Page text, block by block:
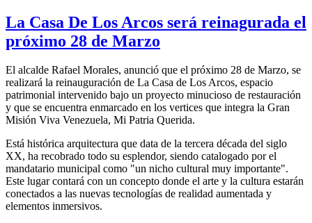
La Casa De Los Arcos será reinagurada el
próximo 28 de Marzo
El alcalde Rafael Morales, anunció que el próximo 28 de Marzo, se
realizará la reinauguración de La Casa de Los Arcos, espacio
patrimonial intervenido bajo un proyecto minucioso de restauración
y que se encuentra enmarcado en los vertices que integra la Gran
Misión Viva Venezuela, Mi Patria Querida.
Está histórica arquitectura que data de la tercera década del siglo
XX, ha recobrado todo su esplendor, siendo catalogado por el
mandatario municipal como "un nicho cultural muy importante".
Este lugar contará con un concepto donde el arte y la cultura estarán
conectados a las nuevas tecnologías de realidad aumentada y
elementos inmersivos.